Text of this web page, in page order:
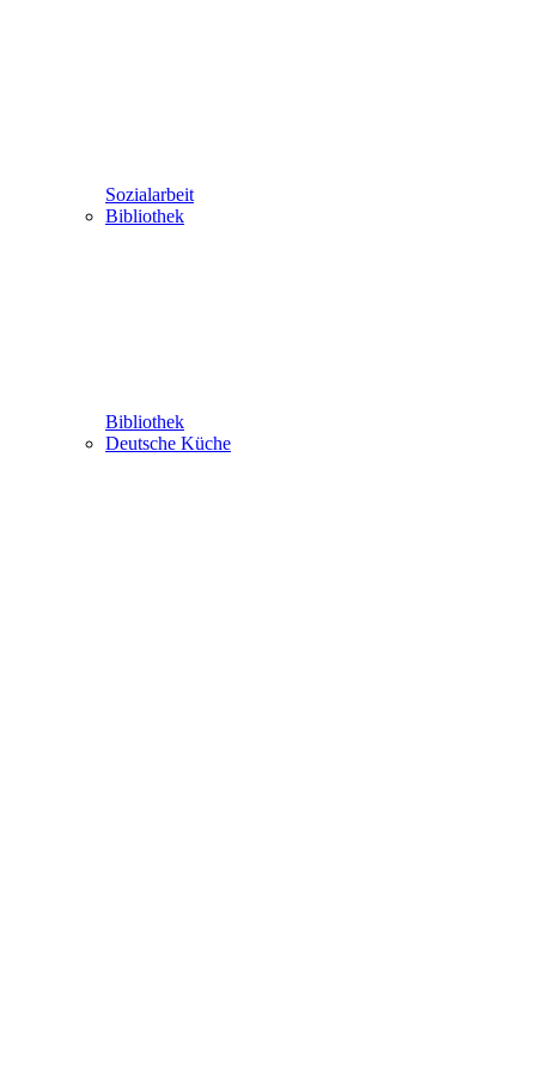
Sozialarbeit
Bibliothek
Bibliothek
Deutsche Küche